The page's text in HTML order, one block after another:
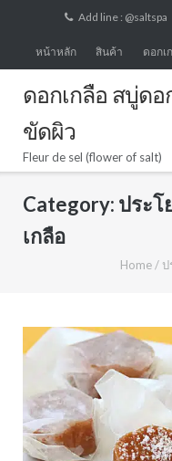
content
Add line : @saltspa
หน้าหลัก สินค้า ดอกเ
ดอกเกลือ สบู่ดอ
ขัดผิว
Fleur de sel (flower of salt)
Category: ประ
เกลือ
Home/ ป